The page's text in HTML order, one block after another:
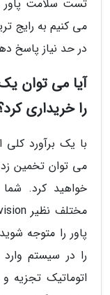
تست سلامت
می کنیم به رایج
در حد نیاز پاسخ
آیا می توان
را خریداری
با یک برآورد کلی
می توان تخمین زد
خواهید کرد.
پاور را متوجه
را در سیستم
اتوماتیک تجزیه